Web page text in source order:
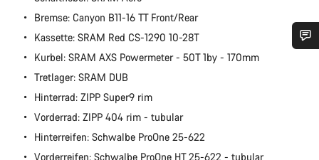
Bremse: Canyon B11-16 TT Front/Rear
Kassette: SRAM Red CS-1290 10-28T
Kurbel: SRAM AXS Powermeter - 50T 1by - 170mm
Tretlager: SRAM DUB
Hinterrad: ZIPP Super9 rim
Vorderrad: ZIPP 404 rim - tubular
Hinterreifen: Schwalbe ProOne 25-622
Vorderreifen: Schwalbe ProOne HT 25-622 - tubular
Benötigst du Hilfe?
Unsere Experten stehen dir jetzt im Chat zur Verfügung.
Chat starten